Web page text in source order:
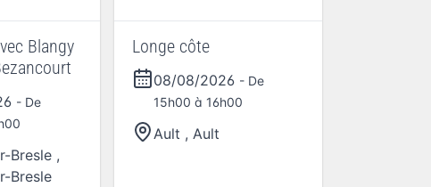
Blangy
- De
Bresle ,
Bresle
Longe côte
08/08/2026 - De
15h00 à 16h00
Ault , Ault